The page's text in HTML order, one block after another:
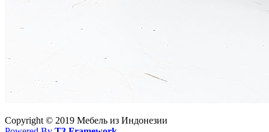
Copyright © 2019 Мебель из Индонезии